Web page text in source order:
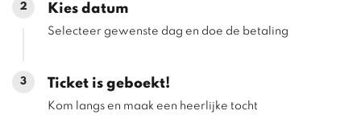
2 Kies datum
Selecteer gewenste dag en doe de betaling
3 Ticket is geboekt!
Kom langs en maak een heerlijke tocht